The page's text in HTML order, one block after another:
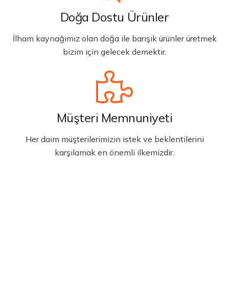
Doğa Dostu Ürünler
İlham kaynağımız olan doğa ile barışık ürünler üretmek
bizim için gelecek demektir.
Müşteri Memnuniyeti
Her daim müşterilerimizin istek ve beklentilerini
karşılamak en önemli ilkemizdir.